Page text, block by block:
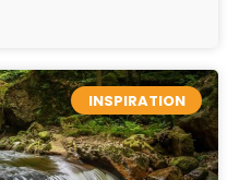
INSPIRATION